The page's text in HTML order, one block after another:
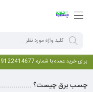
برای خرید عمده با شماره 09122414677 تماس بگیرید
چسب برق چیست؟